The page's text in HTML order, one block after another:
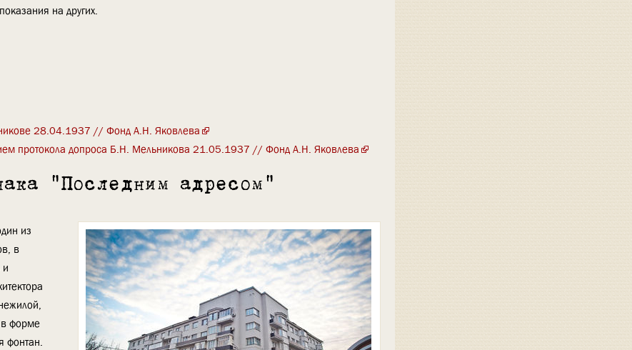
на других.
28.04.1937 // Фонд А.Н. Яковлева
протокола допроса Б.Н. Мельникова 21.05.1937 // Фонд А.Н. Яковлева
"Последним адресом"
из
в
и
в форме
фонтан.